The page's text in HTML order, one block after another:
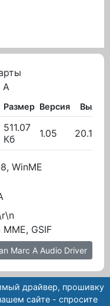
A
Размер Версия
511.07
Кб
1.05
WinME
GSIF
Marc A Audio Driver
драйвер, прошивку
сайте - спросите